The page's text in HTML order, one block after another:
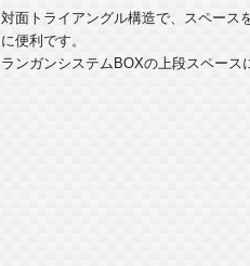
対面トライアングル構造で、スペース
に便利です。
ランガンシステムBOXの上段スペース